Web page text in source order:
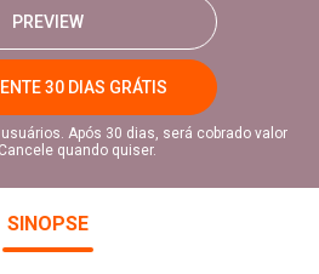
PREVIEW
30 DIAS GRÁTIS
Após 30 dias, será cobrado valor
quando quiser.
SINOPSE